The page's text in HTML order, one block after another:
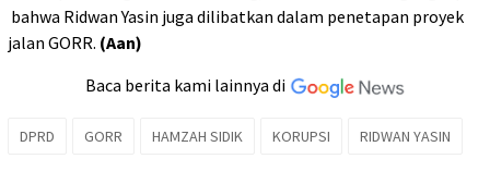
bahwa Ridwan Yasin juga dilibatkan dalam penetapan proyek
jalan GORR. (Aan)
Baca berita kami lainnya di
DPRD GORR HAMZAH SIDIK KORUPSI RIDWAN YASIN